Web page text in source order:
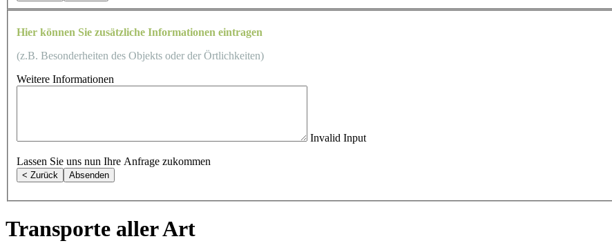
Hier können Sie zusätzliche Informationen eintragen
(z.B. Besonderheiten des Objekts oder der Örtlichkeiten)
Weitere Informationen
Invalid Input
Lassen Sie uns nun Ihre Anfrage zukommen
< Zurück Absenden
Transporte aller Art